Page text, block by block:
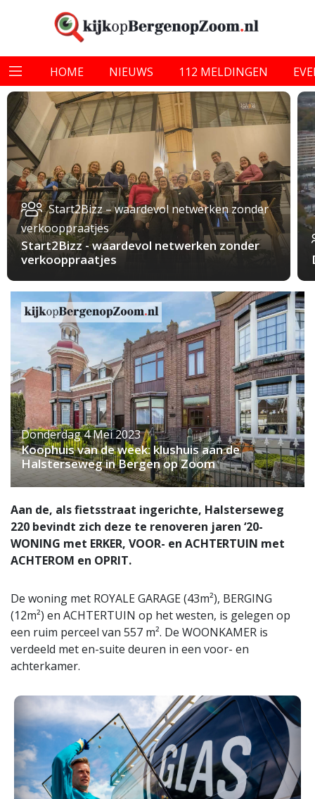
HOME NIEUWS 112 MELDINGEN
Start2Bizz – waardevol netwerken zonder
verkooppraatjes
Start2Bizz - waardevol netwerken zonder
verkooppraatjes
Donderdag 4 Mei 2023
Koophuis van de week: klushuis aan de
Halsterseweg in Bergen op Zoom
Aan de, als fietsstraat ingerichte, Halsterseweg
220 bevindt zich deze te renoveren jaren ‘20-
WONING met ERKER, VOOR- en ACHTERTUIN met
ACHTEROM en OPRIT.
De woning met ROYALE GARAGE (43m²), BERGING
(12m²) en ACHTERTUIN op het westen, is gelegen op
een ruim perceel van 557 m². De WOONKAMER is
verdeeld met en-suite deuren in een voor- en
achterkamer.